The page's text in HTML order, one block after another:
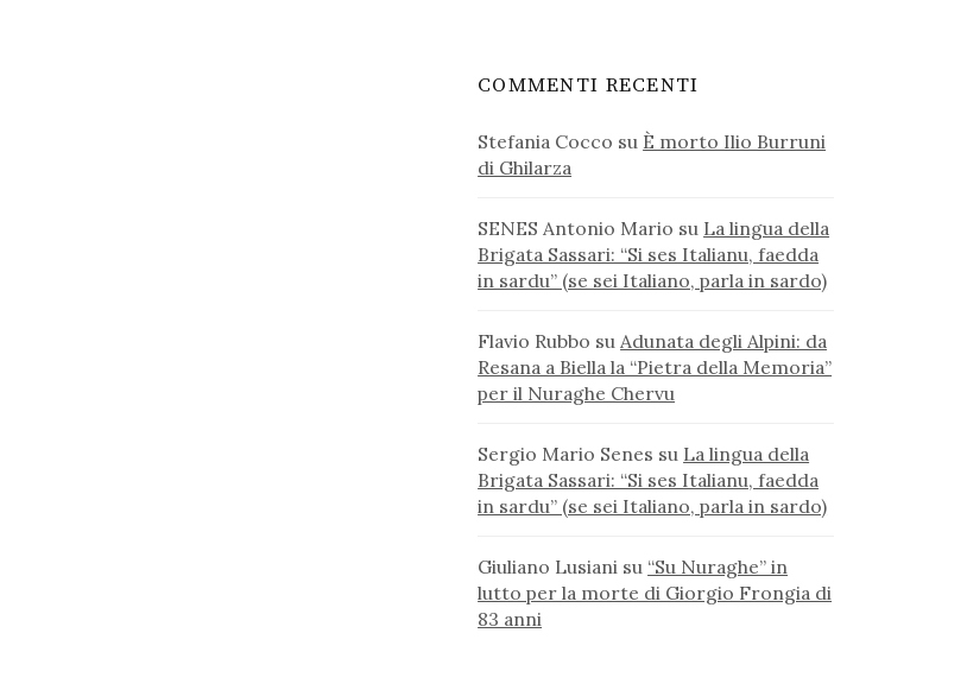
COMMENTI RECENTI
Stefania Cocco su È morto Ilio Burruni
di Ghilarza
SENES Antonio Mario su La lingua della
Brigata Sassari: “Si ses Italianu, faedda
in sardu” (se sei Italiano, parla in sardo)
Flavio Rubbo su Adunata degli Alpini: da
Resana a Biella la “Pietra della Memoria”
per il Nuraghe Chervu
Sergio Mario Senes su La lingua della
Brigata Sassari: “Si ses Italianu, faedda
in sardu” (se sei Italiano, parla in sardo)
Giuliano Lusiani su “Su Nuraghe” in
lutto per la morte di Giorgio Frongia di
83 anni